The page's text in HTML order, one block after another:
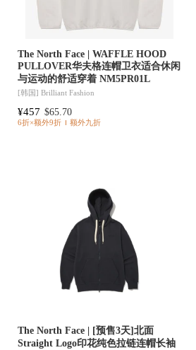
The North Face | WAFFLE HOOD
PULLOVER华夫格连帽卫衣适合休闲
与运动的舒适穿着 NM5PR01L
[韩国]Brilliant Fashion
¥457 $65.70
6折×额外9折 额外九折
The North Face | [预售3天]北面
Straight Logo印花纯色拉链连帽长袖